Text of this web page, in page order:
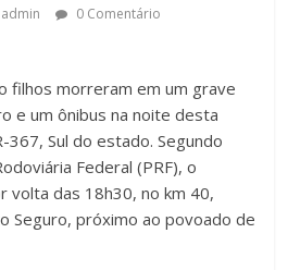
admin 0 Comentário
filhos morreram em um grave
e um ônibus na noite desta
Sul do estado. Segundo
Federal (PRF), o
volta das 18h30, no km 40,
Seguro, próximo ao povoado de